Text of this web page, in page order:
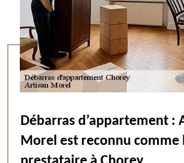
Débarras d’appartement :
Morel est reconnu comme